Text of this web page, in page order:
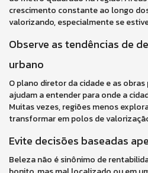
crescimento constante ao longo
valorizando, especialmente se
Observe as tendências de
urbano
O plano diretor da cidade e as
ajudam a entender para onde a
Muitas vezes, regiões menos
transformar em polos de
Evite decisões baseadas
Beleza não é sinônimo de